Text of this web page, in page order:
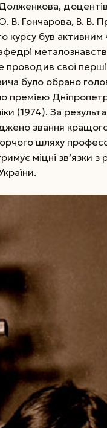
В. Гончарова, В. В.
курсу був активним
проводив свої
було обрано
премією
(1974). За
звання
шляху
міцні зв’язки